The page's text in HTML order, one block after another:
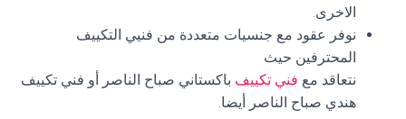
الاخرى.
نوفر عقود مع جنسيات متعددة من فنيي التكييف
المحترفين حيث
نتعاقد مع فني تكييف باكستاني صباح الناصر أو فني تكييف
هندي صباح الناصر أيضا.